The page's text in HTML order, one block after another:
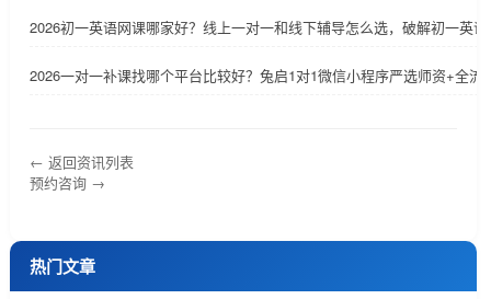
2026初一英语网课哪家好？线上一对一和线下辅导怎么选，破解初一英
2026一对一补课找哪个平台比较好？兔启1对1微信小程序严选师资+全流
← 返回资讯列表
预约咨询 →
热门文章